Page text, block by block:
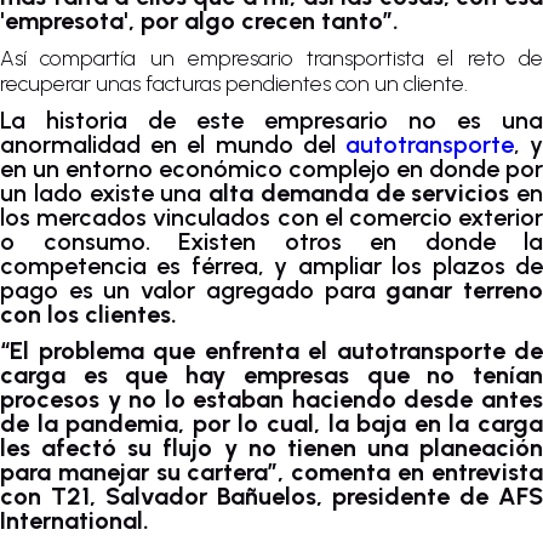
'empresota', por algo crecen tanto”.
Así compartía un empresario transportista el reto de
recuperar unas facturas pendientes con un cliente.
La historia de este empresario no es una
anormalidad en el mundo del autotransporte, y
en un entorno económico complejo en donde por
un lado existe una alta demanda de servicios en
los mercados vinculados con el comercio exterior
o consumo. Existen otros en donde la
competencia es férrea, y ampliar los plazos de
pago es un valor agregado para ganar terreno
con los clientes.
“El problema que enfrenta el autotransporte de
carga es que hay empresas que no tenían
procesos y no lo estaban haciendo desde antes
de la pandemia, por lo cual, la baja en la carga
les afectó su flujo y no tienen una planeación
para manejar su cartera”, comenta en entrevista
con T21, Salvador Bañuelos, presidente de AFS
International.